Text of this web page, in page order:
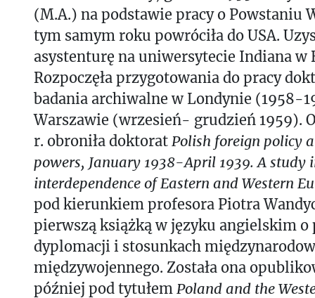
(M.A.) na podstawie pracy o Powstaniu
tym samym roku powróciła do USA.
asystenturę na uniwersytecie Indiana w
Rozpoczęła przygotowania do pracy
badania archiwalne w Londynie (1958-
Warszawie (wrzesień- grudzień 1959).
r. obroniła doktorat Polish foreign policy
powers, January 1938-April 1939. A study
interdependence of Eastern and Western
pod kierunkiem profesora Piotra
pierwszą książką w języku angielskim o
dyplomacji i stosunkach
międzywojennego. Została ona
później pod tytułem Poland and the